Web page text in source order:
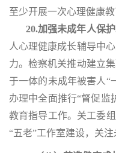
至少开展一次心理健康教
20.加强未成年人保护
人心理健康成长辅导中
力。检察机关推动建立
于一体的未成年被害人“
办理中全面推行“督促监
教育指导工作。关工委
“五老”工作室建设，关